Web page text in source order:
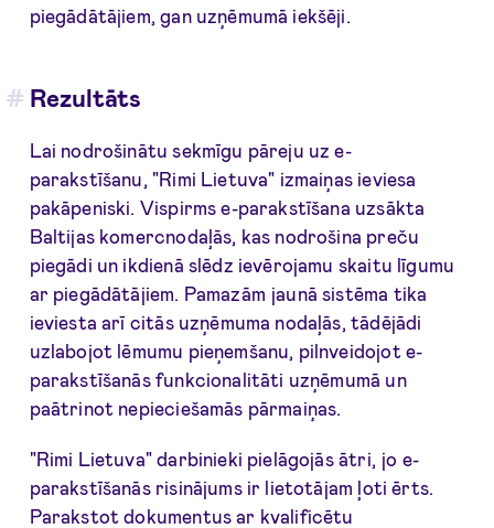
piegādātājiem, gan uzņēmumā iekšēji.
Rezultāts
Lai nodrošinātu sekmīgu pāreju uz e-
parakstīšanu, "Rimi Lietuva" izmaiņas ieviesa
pakāpeniski. Vispirms e-parakstīšana uzsākta
Baltijas komercnodaļās, kas nodrošina preču
piegādi un ikdienā slēdz ievērojamu skaitu līgumu
ar piegādātājiem. Pamazām jaunā sistēma tika
ieviesta arī citās uzņēmuma nodaļās, tādējādi
uzlabojot lēmumu pieņemšanu, pilnveidojot e-
parakstīšanās funkcionalitāti uzņēmumā un
paātrinot nepieciešamās pārmaiņas.
"Rimi Lietuva" darbinieki pielāgojās ātri, jo e-
parakstīšanās risinājums ir lietotājam ļoti ērts.
Parakstot dokumentus ar kvalificētu